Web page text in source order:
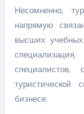
Несомненно,
напрямую
высших
бизнесе.